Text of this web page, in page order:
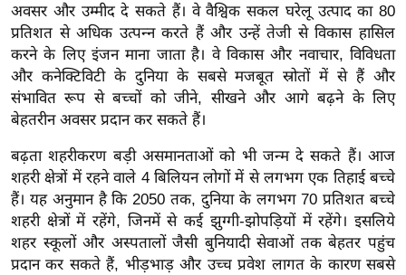
बॉ
ली
वु
ड
हॉ
वु
ड
फि
ल्म
स
अवसर और उम्मीद दे सकते हैं। वे वैश्विक सकल घरेलू उत्पाद का 80
प्रतिशत से अधिक उत्पन्न करते हैं और उन्हें तेजी से विकास हासिल
करने के लिए इंजन माना जाता है। वे विकास और नवाचार, विविधता
और कनेक्टिविटी के दुनिया के सबसे मजबूत स्रोतों में से हैं और
संभावित रूप से बच्चों को जीने, सीखने और आगे बढ़ने के लिए
बेहतरीन अवसर प्रदान कर सकते हैं।
बढ़ता शहरीकरण बड़ी असमानताओं को भी जन्म दे सकते हैं। आज
शहरी क्षेत्रों में रहने वाले 4 बिलियन लोगों में से लगभग एक तिहाई बच्चे
हैं। यह अनुमान है कि 2050 तक, दुनिया के लगभग 70 प्रतिशत बच्चे
शहरी क्षेत्रों में रहेंगे, जिनमें से कई झुग्गी-झोपड़ियों में रहेंगे। इसलिये
शहर स्कूलों और अस्पतालों जैसी बुनियादी सेवाओं तक बेहतर पहुंच
प्रदान कर सकते हैं, भीड़भाड़ और उच्च प्रवेश लागत के कारण सबसे